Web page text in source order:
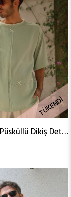
TÜKENDI
Mint Yeşili Püsküllü Dikiş Detaylı Erkek Tshirt